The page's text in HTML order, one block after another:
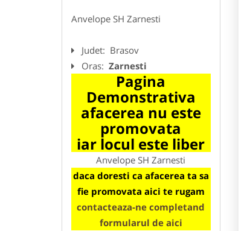
Anvelope SH Zarnesti
Judet: Brasov
Oras: Zarnesti
Pagina
Demonstrativa
afacerea nu este
promovata
iar locul este liber
Anvelope SH Zarnesti
daca doresti ca afacerea ta sa
fie promovata aici te rugam
contacteaza-ne completand
formularul de aici